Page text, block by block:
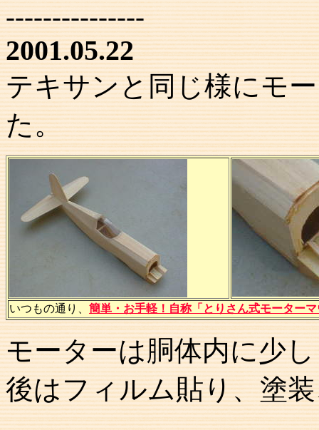
---------------
2001.05.22
テキサンと同じ様にモ
た。
いつもの通り、 簡単・お手軽！自称「とりさん式モーター
モーターは胴体内に少
後はフィルム貼り、塗